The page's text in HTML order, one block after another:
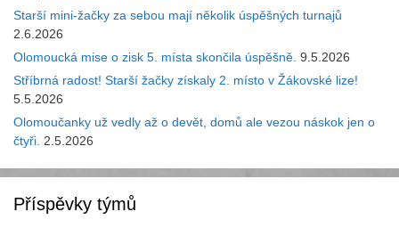
Starší mini-žačky za sebou mají několik úspěšných turnajů
2.6.2026
Olomoucká mise o zisk 5. místa skončila úspěšně. 9.5.2026
Stříbrná radost! Starší žačky získaly 2. místo v Žákovské lize!
5.5.2026
Olomoučanky už vedly až o devět, domů ale vezou náskok jen o
čtyři. 2.5.2026
Příspěvky týmů